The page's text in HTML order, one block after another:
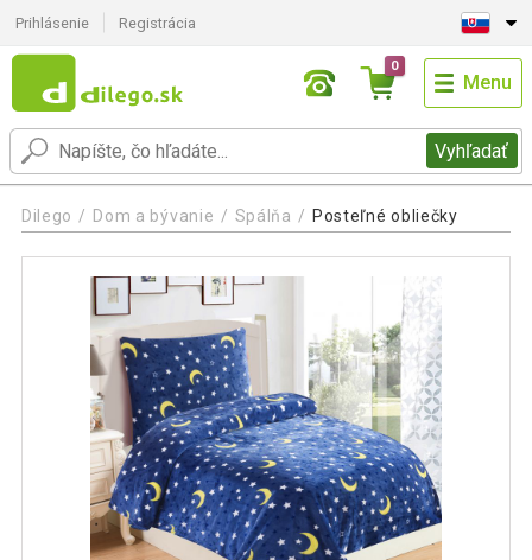
Prihlásenie Registrácia
Vyhľadať
0
Menu
Dilego Dom a bývanie Spálňa Posteľné obliečky